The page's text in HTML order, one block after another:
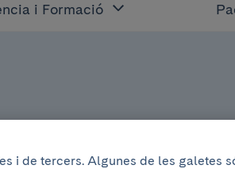
i Formació
i de tercers. Algunes de les galetes